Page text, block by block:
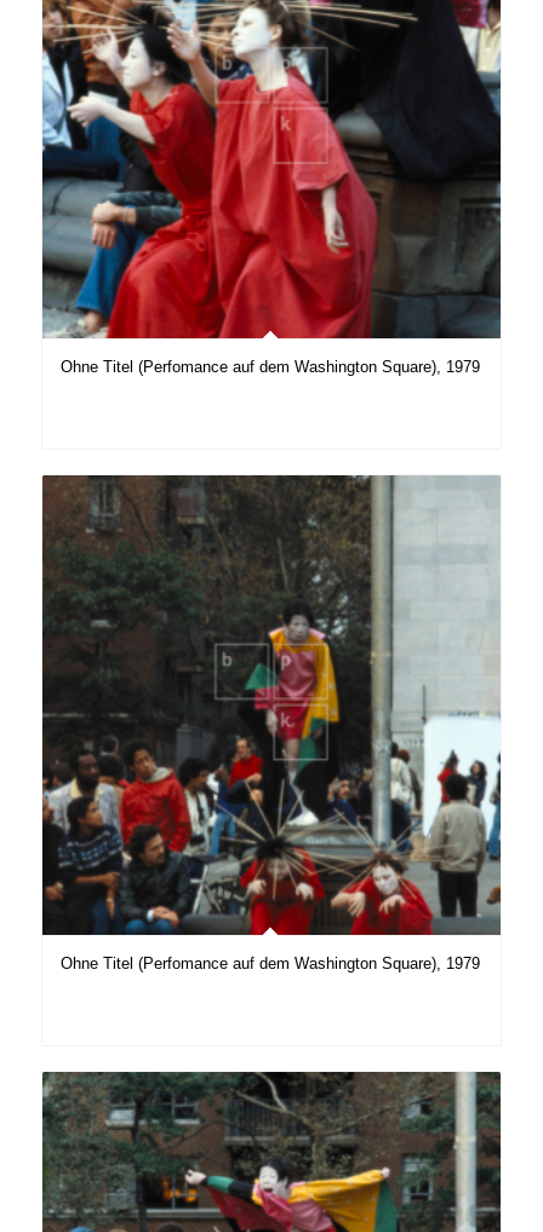
Ohne Titel (Perfomance auf dem Washington Square), 1979
Ohne Titel (Perfomance auf dem Washington Square), 1979